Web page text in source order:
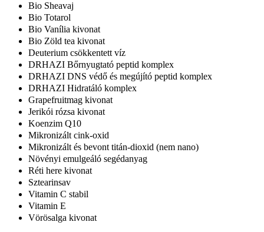
Bio Sheavaj
Bio Totarol
Bio Vanília kivonat
Bio Zöld tea kivonat
Deuterium csökkentett víz
DRHAZI Bőrnyugtató peptid komplex
DRHAZI DNS védő és megújító peptid komplex
DRHAZI Hidratáló komplex
Grapefruitmag kivonat
Jerikói rózsa kivonat
Koenzim Q10
Mikronizált cink-oxid
Mikronizált és bevont titán-dioxid (nem nano)
Növényi emulgeáló segédanyag
Réti here kivonat
Sztearinsav
Vitamin C stabil
Vitamin E
Vörösalga kivonat